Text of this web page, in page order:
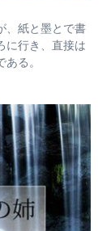
、紙と墨とで書
に行き、直接は
る。